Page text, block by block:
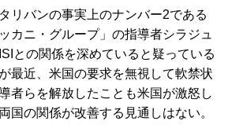
リバンの事実上のナンバー2である
カニ・グループ」の指導者シラジュ
との関係を深めていると疑っている
最近、米国の要求を無視して軟禁状
者らを解放したことも米国が激怒し
国の関係が改善する見通しはない。